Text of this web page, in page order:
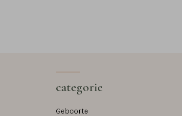
categorie
Geboorte